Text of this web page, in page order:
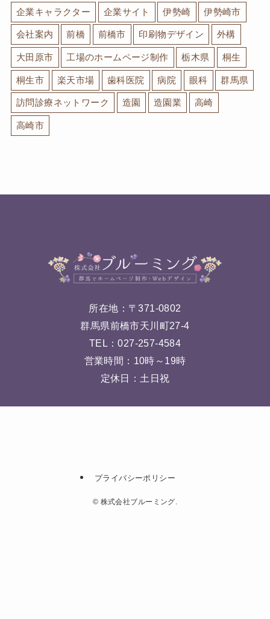
企業キャラクター 企業サイト 伊勢崎 伊勢崎市
会社案内 前橋 前橋市 印刷物デザイン 外構
大田原市 工場のホームページ制作 栃木県 桐生
桐生市 楽天市場 歯科医院 病院 眼科 群馬県
訪問診療ネットワーク 造園 造園業 高崎
高崎市
所在地：〒371-0802
群馬県前橋市天川町27-4
TEL：027-257-4584
営業時間：10時～19時
定休日：土日祝
プライバシーポリシー
© 株式会社ブルーミング.